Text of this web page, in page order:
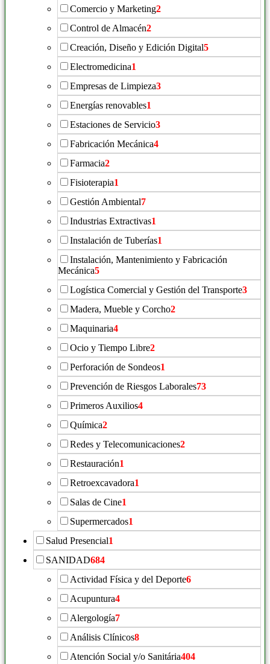
Comercio y Marketing2
Control de Almacén2
Creación, Diseño y Edición Digital5
Electromedicina1
Empresas de Limpieza3
Energías renovables1
Estaciones de Servicio3
Fabricación Mecánica4
Farmacia2
Fisioterapia1
Gestión Ambiental7
Industrias Extractivas1
Instalación de Tuberías1
Instalación, Mantenimiento y Fabricación
Mecánica5
Logística Comercial y Gestión del Transporte3
Madera, Mueble y Corcho2
Maquinaria4
Ocio y Tiempo Libre2
Perforación de Sondeos1
Prevención de Riesgos Laborales73
Primeros Auxilios4
Química2
Redes y Telecomunicaciones2
Restauración1
Retroexcavadora1
Salas de Cine1
Supermercados1
Salud Presencial1
SANIDAD684
Actividad Física y del Deporte6
Acupuntura4
Alergología7
Análisis Clínicos8
Atención Social y/o Sanitária404